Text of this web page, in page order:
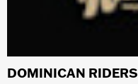
DOMINICAN RIDERS